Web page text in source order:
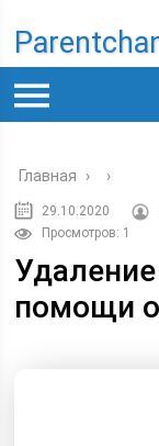
Главная › ›
29.10.2020
Просмотров: 1
помощи